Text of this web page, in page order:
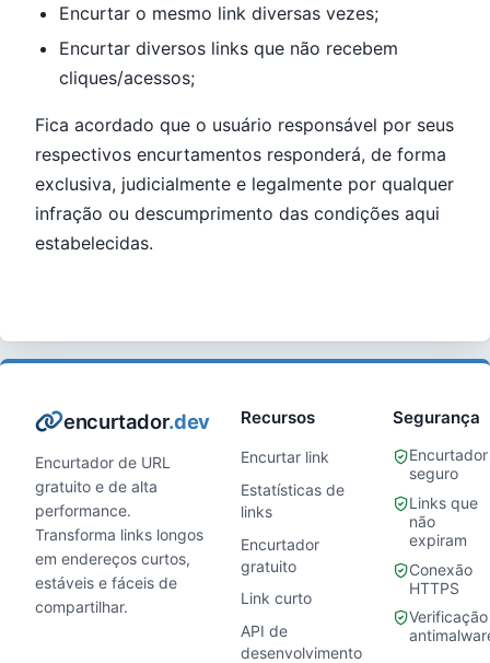
Encurtar o mesmo link diversas vezes;
Encurtar diversos links que não recebem
cliques/acessos;
Fica acordado que o usuário responsável por seus
respectivos encurtamentos responderá, de forma
exclusiva, judicialmente e legalmente por qualquer
infração ou descumprimento das condições aqui
estabelecidas.
encurtador.dev
Encurtador de URL
gratuito e de alta
performance.
Transforma links longos
em endereços curtos,
estáveis e fáceis de
compartilhar.
Recursos
Encurtar link
Estatísticas de
links
Encurtador
gratuito
Link curto
API de
desenvolvimento
Segurança
Encurtador
seguro
Links que
não
expiram
Conexão
HTTPS
Verificação